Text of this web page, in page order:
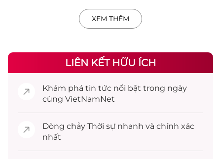
XEM THÊM
LIÊN KẾT HỮU ÍCH
Khám phá tin tức nổi bật trong ngày
cùng VietNamNet
Dòng chảy Thời sự nhanh và chính xác
nhất